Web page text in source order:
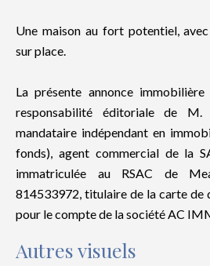
Une maison au fort potentiel,
sur place.
La présente annonce
responsabilité éditoriale de
mandataire indépendant en
fonds), agent commercial de la
immatriculée au RSAC de
814533972, titulaire de la carte de
pour le compte de la société AC
Autres visuels